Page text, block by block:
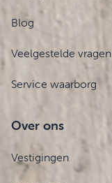
Blog
Veelgestelde vragen
Service waarborg
Over ons
Vestigingen